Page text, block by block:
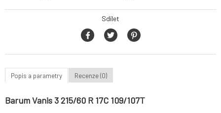
Sdílet
Popis a parametry Recenze (0)
Barum Vanis 3 215/60 R 17C 109/107T